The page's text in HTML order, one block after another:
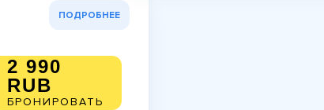
ПОДРОБНЕЕ
2 990
RUB
БРОНИРОВАТЬ